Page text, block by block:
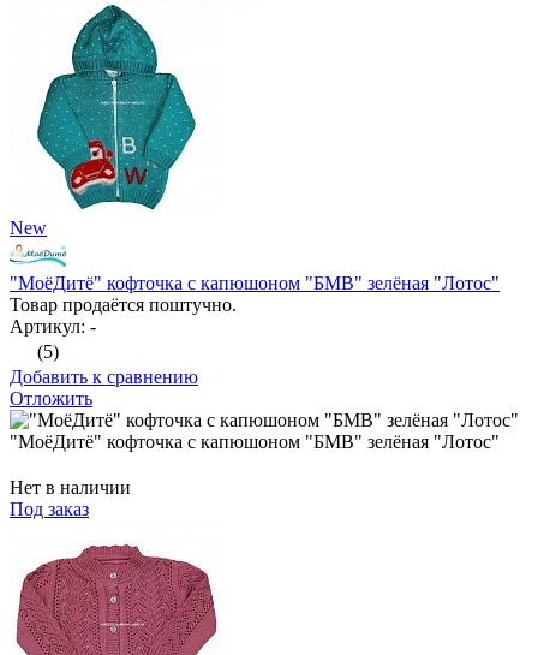
New
"МоёДитё" кофточка с капюшоном "БМВ" зелёная "Лотос"
Товар продаётся поштучно.
Артикул: -
(5)
Добавить к сравнению
Отложить
"МоёДитё" кофточка с капюшоном "БМВ" зелёная "Лотос"
Нет в наличии
Под заказ